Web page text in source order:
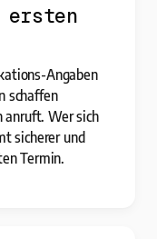
ersten
Angaben
schaffen
anruft. Wer sich
sicherer und
Termin.